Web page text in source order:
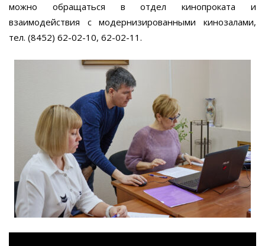
можно обращаться в отдел кинопроката и
взаимодействия с модернизированными кинозалами,
тел. (8452) 62-02-10, 62-02-11.